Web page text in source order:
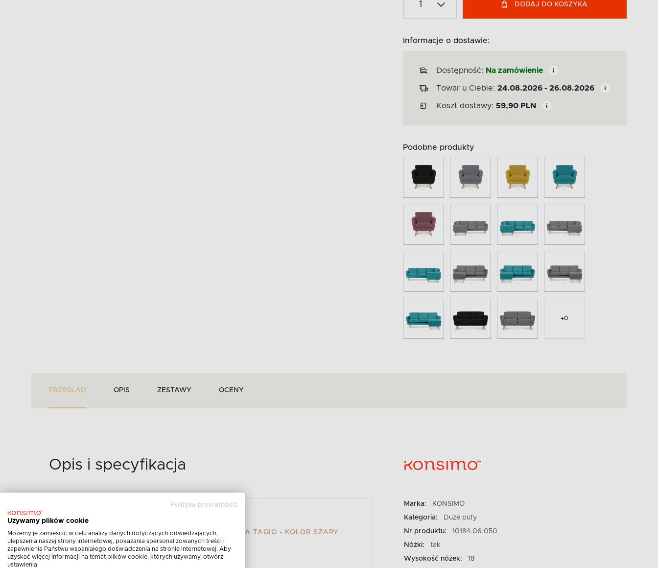
DODAJ DO KOSZYKA
Informacje o dostawie:
Dostępność: Na zamówienie
Towar u Ciebie: 24.08.2026 - 26.08.2026
Koszt dostawy: 59,90 PLN
Podobne produkty
+0
PRZEGLĄD OPIS ZESTAWY OCENY
Opis i specyfikacja
SZARA PUFA SKANDYNAWSKA TAGIO - KOLOR SZARY
Opis produktu:
Marka:
KONSIMO
Kategoria:
Duże pufy
Nr produktu:
10184.06.050
Nóżki:
tak
Wysokość nóżek:
18
Polityka prywatności
Używamy plików cookie
Możemy je zamieścić w celu analizy danych dotyczących odwiedzających,
ulepszenia naszej strony internetowej, pokazania spersonalizowanych treści i
zapewnienia Państwu wspaniałego doświadczenia na stronie internetowej. Aby
uzyskać więcej informacji na temat plików cookie, których używamy, otwórz
ustawienia.